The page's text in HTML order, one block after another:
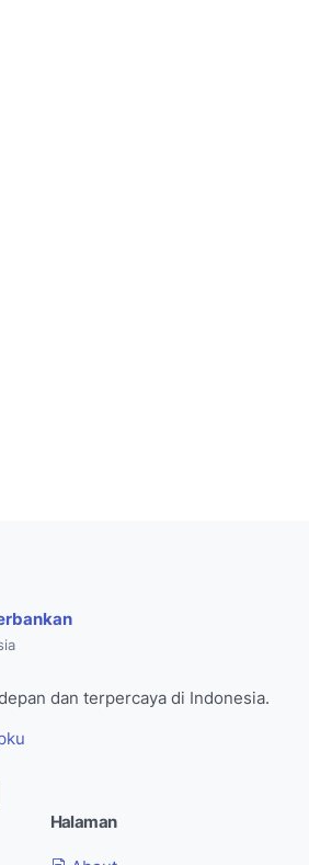
dan terpercaya di Indonesia.
Halaman